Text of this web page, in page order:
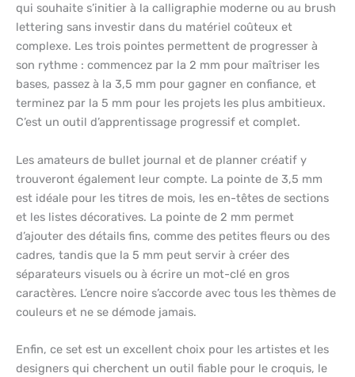
qui souhaite s’initier à la calligraphie moderne ou au brush
lettering sans investir dans du matériel coûteux et
complexe. Les trois pointes permettent de progresser à
son rythme : commencez par la 2 mm pour maîtriser les
bases, passez à la 3,5 mm pour gagner en confiance, et
terminez par la 5 mm pour les projets les plus ambitieux.
C’est un outil d’apprentissage progressif et complet.
Les amateurs de bullet journal et de planner créatif y
trouveront également leur compte. La pointe de 3,5 mm
est idéale pour les titres de mois, les en-têtes de sections
et les listes décoratives. La pointe de 2 mm permet
d’ajouter des détails fins, comme des petites fleurs ou des
cadres, tandis que la 5 mm peut servir à créer des
séparateurs visuels ou à écrire un mot-clé en gros
caractères. L’encre noire s’accorde avec tous les thèmes de
couleurs et ne se démode jamais.
Enfin, ce set est un excellent choix pour les artistes et les
designers qui cherchent un outil fiable pour le croquis, le